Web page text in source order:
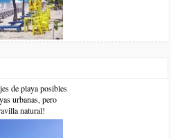
mes.
( colectivo , etc ) para dos
Rio a Arrail y por ultimo...cual
para este grupo familiar.
por:Priscilla Bernal
de playa posibles
urbanas, pero
natural!